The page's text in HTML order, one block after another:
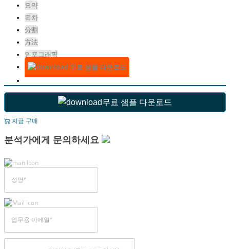
요약
목차
分割
方法
인포그래픽
무료 샘플 다운로드
무료 샘플 다운로드
지금 구매
분석가에게 문의하세요